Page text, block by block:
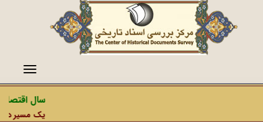
منو
سال
یک مسیر